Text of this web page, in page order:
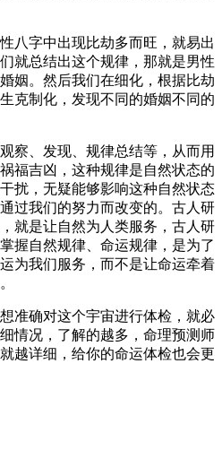
八字中出现比劫多而旺，就易出
就总结出这个规律，那就是男性
姻。然后我们在细化，根据比劫
克制化，发现不同的婚姻不同的
察、发现、规律总结等，从而用
福吉凶，这种规律是自然状态的
扰，无疑能够影响这种自然状态
过我们的努力而改变的。古人研
就是让自然为人类服务，古人研
握自然规律、命运规律，是为了
为我们服务，而不是让命运牵着
准确对这个宇宙进行体检，就必
情况，了解的越多，命理预测师
越详细，给你的命运体检也会更